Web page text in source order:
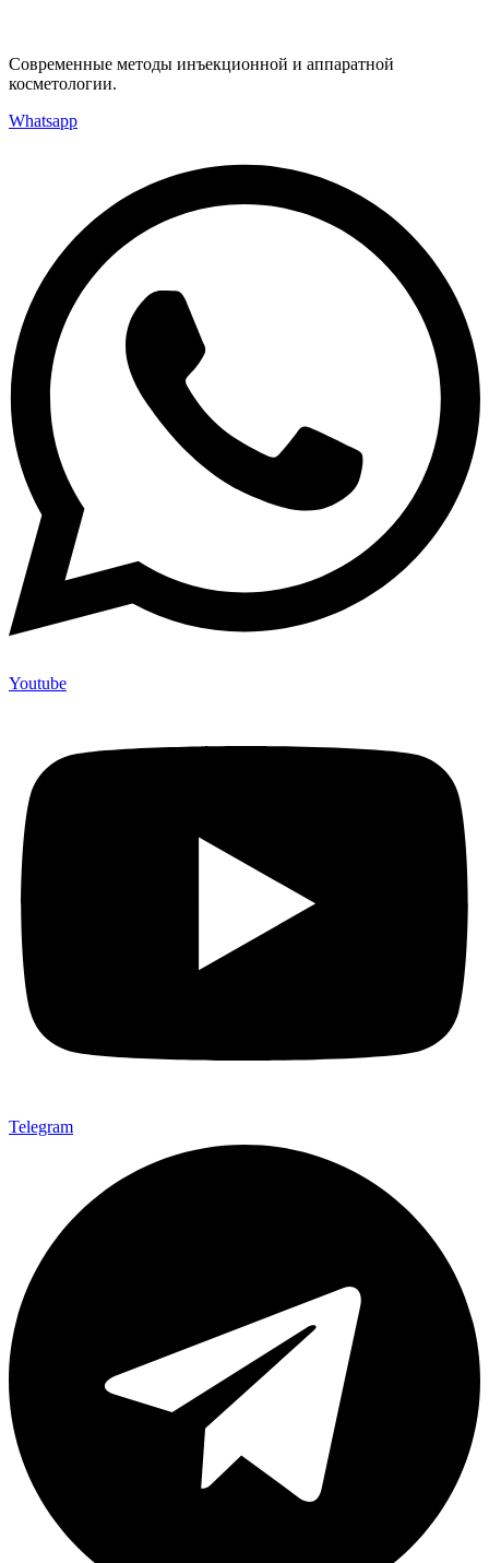
Современные методы инъекционной и аппаратной
косметологии.
Whatsapp
Youtube
Telegram